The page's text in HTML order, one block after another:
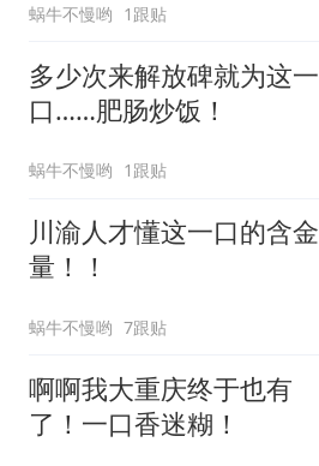
蜗牛不慢哟 1跟贴
多少次来解放碑就为这一
口……肥肠炒饭！
蜗牛不慢哟 1跟贴
川渝人才懂这一口的含金
量！！
蜗牛不慢哟 7跟贴
啊啊我大重庆终于也有
了！一口香迷糊！